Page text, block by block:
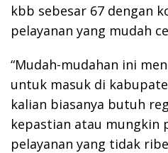
kbb sebesar 67 dengan
pelayanan yang mudah
“Mudah-mudahan ini
untuk masuk di
kalian biasanya butuh
kepastian atau mungkin
pelayanan yang tidak